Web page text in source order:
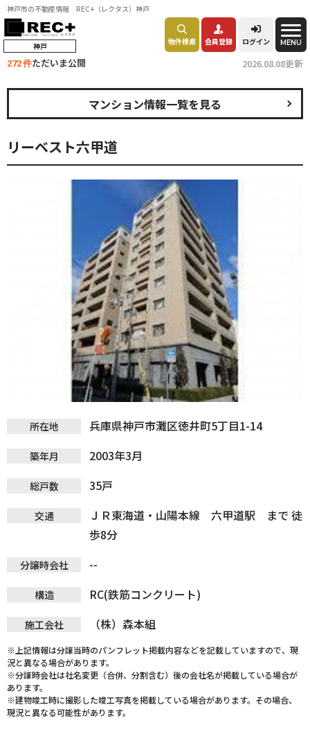
神戸市の不動産情報 REC+（レクタス）神戸
神戸 物件検索 会員登録 ログイン MENU
272 件ただいま公開 2026.08.08更新
リーベスト六甲道
マンション情報一覧を見る
所在地 兵庫県神戸市灘区徳井町5丁目1-14
築年月 2003年3月
総戸数 35戸
交通
ＪＲ東海道・山陽本線 六甲道駅 まで 徒
歩8分
分譲時会社 --
構造 RC(鉄筋コンクリート)
施工会社 （株）森本組
※上記情報は分譲当時のパンフレット掲載内容などを記載していますので、現
況と異なる場合があります。
※分譲時会社は社名変更（合併、分割含む）後の会社名が掲載している場合が
あります。
※建物竣工時に撮影した竣工写真を掲載している場合があります。その場合、
現況と異なる可能性があります。